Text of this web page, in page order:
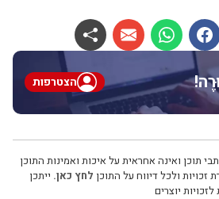
הצטרפות
תוכן ואינה אחראית על איכות ואמינות התוכן
זכויות ולכל דיווח על התוכן לחץ כאן. ייתכן
יוצרים